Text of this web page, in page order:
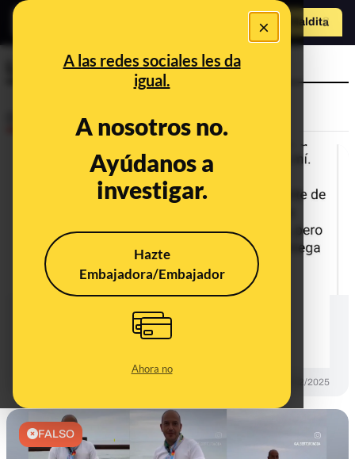
×
A las redes sociales les da
igual.
A nosotros no.
Ayúdanos a
investigar.
Hazte
Embajadora/Embajador
Ahora no
Hazte Maldito
Sin rastro de que Alcaraz haya
poder" por obligarle a participar en
campañas LGTB
17/12/2025
FALSO